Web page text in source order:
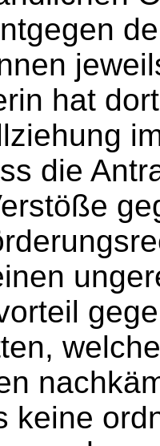
hat
die
keine